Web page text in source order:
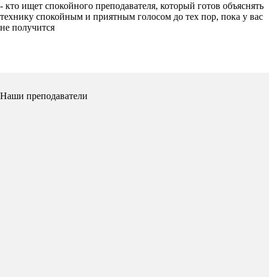
- кто ищет спокойного преподавателя, который готов объяснять
технику спокойным и приятным голосом до тех пор, пока у вас
не получится
Наши преподаватели